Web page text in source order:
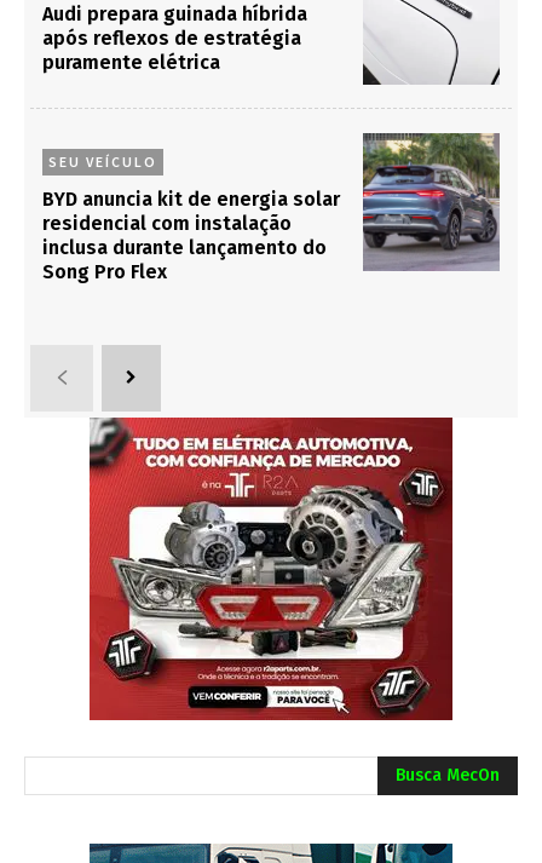
Audi prepara guinada híbrida
após reflexos de estratégia
puramente elétrica
SEU VEÍCULO
BYD anuncia kit de energia solar
residencial com instalação
inclusa durante lançamento do
Song Pro Flex
Busca MecOn